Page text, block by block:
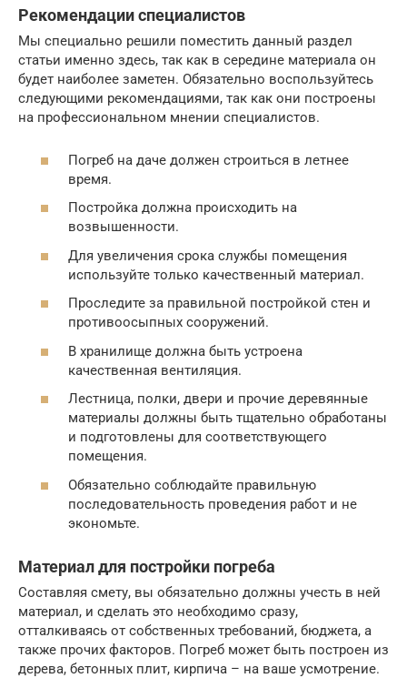
Рекомендации специалистов
Мы специально решили поместить данный раздел
статьи именно здесь, так как в середине материала он
будет наиболее заметен. Обязательно воспользуйтесь
следующими рекомендациями, так как они построены
на профессиональном мнении специалистов.
Погреб на даче должен строиться в летнее
время.
Постройка должна происходить на
возвышенности.
Для увеличения срока службы помещения
используйте только качественный материал.
Проследите за правильной постройкой стен и
противоосыпных сооружений.
В хранилище должна быть устроена
качественная вентиляция.
Лестница, полки, двери и прочие деревянные
материалы должны быть тщательно обработаны
и подготовлены для соответствующего
помещения.
Обязательно соблюдайте правильную
последовательность проведения работ и не
экономьте.
Материал для постройки погреба
Составляя смету, вы обязательно должны учесть в ней
материал, и сделать это необходимо сразу,
отталкиваясь от собственных требований, бюджета, а
также прочих факторов. Погреб может быть построен из
дерева, бетонных плит, кирпича – на ваше усмотрение.